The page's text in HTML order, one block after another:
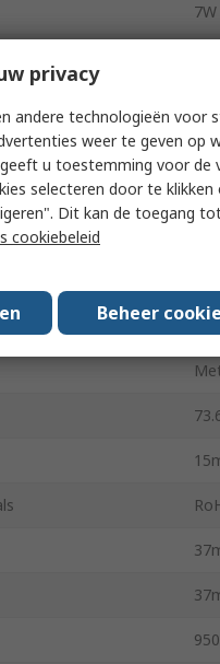
7W
privacy
andere technologieën voor
weer te geven op
u toestemming voor de
selecteren door te
Dit kan de toegang
cookiebeleid
Beheer